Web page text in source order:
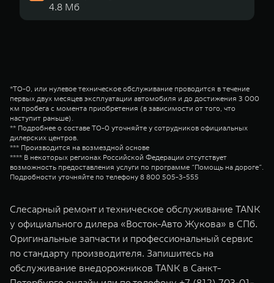
4.8 Мб
*ТО-0, или нулевое техническое обслуживание проводится в течение
первых двух месяцев эксплуатации автомобиля и до достижения 3 000
км пробега с момента приобретения (в зависимости от того, что
наступит раньше).
** Подробнее о составе ТО-0 уточняйте у сотрудников официальных
дилерских центров.
*** Производится на возмездной основе
**** В некоторых регионах Российской Федерации отсутствует
возможность предоставления услуги по программе “Помощь на дороге”.
Подробности уточняйте по телефону 8 800 505-3-555
Слесарный ремонт и техническое обслуживание TANK
у официального дилера «Восток-Авто Жукова» в СПб.
Оригинальные запчасти и профессиональный сервис
по стандарту производителя. Запишитесь на
обслуживание внедорожников TANK в Санкт-